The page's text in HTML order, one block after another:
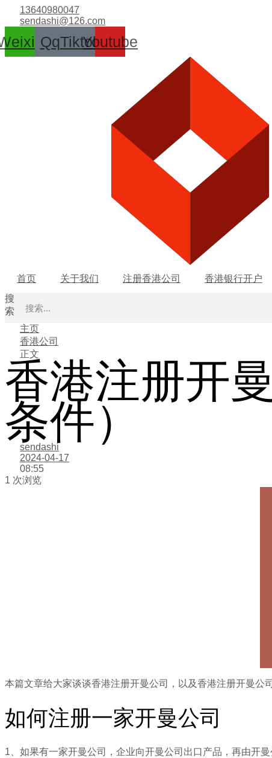
容
13640980047
sendashi@126.com
QqTiktokYoutube
首页 关于我们 注册香港公司 香港银行开户
搜
索
主页
香港公司
正文
香港注册开
条件）
sendashi
2024-04-17
08:55
1 次浏览
本篇文章给大家谈谈香港注册开曼公司，以及香港注册开曼公
如何注册一家开曼公司
1、如果有一家开曼公司，企业向开曼公司出口产品，再由开